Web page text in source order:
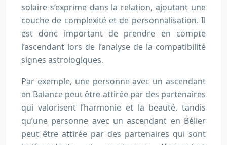
solaire s’exprime dans la relation, ajoutant une
couche de complexité et de personnalisation. Il
est donc important de prendre en compte
l’ascendant lors de l’analyse de la compatibilité
signes astrologiques.
Par exemple, une personne avec un ascendant
en Balance peut être attirée par des partenaires
qui valorisent l’harmonie et la beauté, tandis
qu’une personne avec un ascendant en Bélier
peut être attirée par des partenaires qui sont